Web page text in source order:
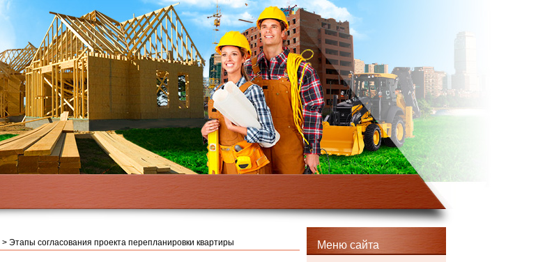
Меню сайта
> Этапы согласования проекта перепланировки квартиры